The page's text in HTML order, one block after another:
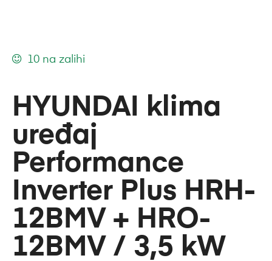
HYUNDAI klima
uređaj
Performance
Inverter Plus HRH-
12BMV + HRO-
12BMV / 3,5 kW
10 na zalihi